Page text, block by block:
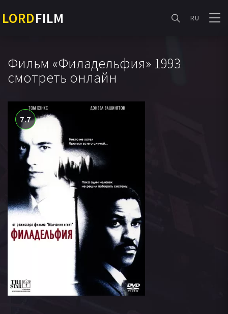
LORDFILM RU
Фильм «Филадельфия» 1993
смотреть онлайн
7.7